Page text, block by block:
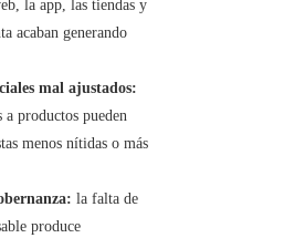
la app, las tiendas y
acaban generando
mal ajustados:
a productos pueden
menos nítidas o más
la falta de
produce